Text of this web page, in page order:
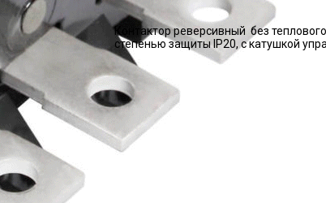
Контактор реверсивный без
степенью защиты IP20, с катушкой